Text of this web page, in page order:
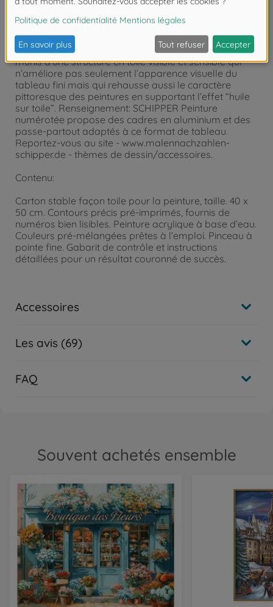
“CHEF-D’ŒUVRE Premium”. Ces tableaux de format
en hauteur ou en largeur mesurant 40 x 50 cm sont
positionnés l’un à côté de l’autre ou l’un au-dessous
de l’autre et conviennent en particulier pour une
galerie de tableaux. Les gabarits de peinture sont
munis d’une structure en toile visible et sensible qui
n’améliore pas seulement l’apparence visuelle du
tableau fini mais qui rehausse aussi le caractère
pittoresque des peintures en supportant l’effet “huile
sur toile”. Renseignement: SCHIPPER Peinture
numérotée propose des cadres en aluminium et des
passe-partout adaptés à ce format de tableau.
Reportez-vous au site - www.malennachzahlen-
schipper.de - thèmes de dessin/accessoires.
Contenu:
Carton stable façon toile pour la peinture, taille. 40 x
50 cm. Contours précis pré-imprimés, fournis de
numéros bien lisibles. Peinture acrylique à base d’eau.
Couleurs pré-mélangées prêtes à l’emploi. Pinceau à
pointe fine. Gabarit de contrôle et instructions
détaillées pour un résultat couronné de succès.
Accessoires
Les avis (69)
FAQ
Souvent achetés ensemble